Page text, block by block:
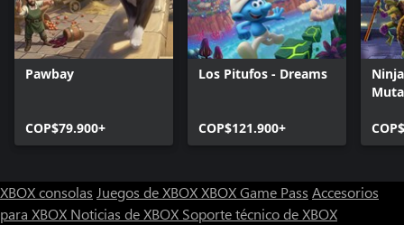
Pawbay
COP$79.900+
Los Pitufos - Dreams
COP$121.900+
XBOX consolas Juegos de XBOXXBOX Game Pass Accesorios
para XBOX Noticias de XBOX Soporte técnico de XBOX